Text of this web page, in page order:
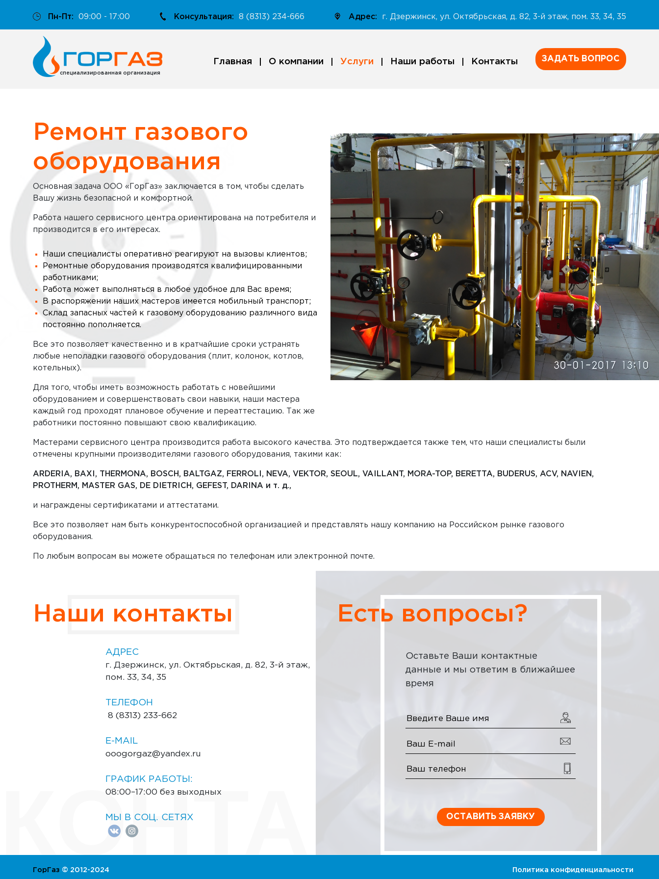
Пн-Пт: 09:00 - 17:00 Консультация: 8 (8313) 234-666 Адрес: г. Дзержинск, ул. Октябрьская, д. 82, 3-й этаж, пом. 33, 34, 35
специализированная организация
Главная О компании Услуги Наши работы Контакты ЗАДАТЬ ВОПРОС
Ремонт газового
оборудования
Основная задача ООО «ГорГаз» заключается в том, чтобы сделать
Вашу жизнь безопасной и комфортной.
Работа нашего сервисного центра ориентирована на потребителя и
производится в его интересах.
Наши специалисты оперативно реагируют на вызовы клиентов;
Ремонтные оборудования производятся квалифицированными
работниками;
Работа может выполняться в любое удобное для Вас время;
В распоряжении наших мастеров имеется мобильный транспорт;
Склад запасных частей к газовому оборудованию различного вида
постоянно пополняется.
Все это позволяет качественно и в кратчайшие сроки устранять
любые неполадки газового оборудования (плит, колонок, котлов,
котельных).
Для того, чтобы иметь возможность работать с новейшими
оборудованием и совершенствовать свои навыки, наши мастера
каждый год проходят плановое обучение и переаттестацию. Так же
работники постоянно повышают свою квалификацию.
Мастерами сервисного центра производится работа высокого качества. Это подтверждается также тем, что наши специалисты были
отмечены крупными производителями газового оборудования, такими как:
ARDERIA, BAXI, THERMONA, BOSCH, BALTGAZ, FERROLI, NEVA, VEKTOR, SEOUL, VAILLANT, MORA-TOP, BERETTA, BUDERUS, ACV, NAVIEN,
PROTHERM, MASTER GAS, DE DIETRICH, GEFEST, DARINA и т. д.,
и награждены сертификатами и аттестатами.
Все это позволяет нам быть конкурентоспособной организацией и представлять нашу компанию на Российском рынке газового
оборудования.
По любым вопросам вы можете обращаться по телефонам или электронной почте.
Наши контакты
АДРЕС
г. Дзержинск, ул. Октябрьская, д. 82, 3-й этаж,
пом. 33, 34, 35
ТЕЛЕФОН
8 (8313) 233-662
E-MAIL
ooogorgaz@yandex.ru
ГРАФИК РАБОТЫ:
08:00–17:00 без выходных
МЫ В СОЦ. СЕТЯХ
Есть вопросы?
Оставьте Ваши контактные
данные и мы ответим в ближайшее
время
ОСТАВИТЬ ЗАЯВКУ
КОНТАКТЫ
ГорГаз © 2012-2024 Политика конфиденциальности